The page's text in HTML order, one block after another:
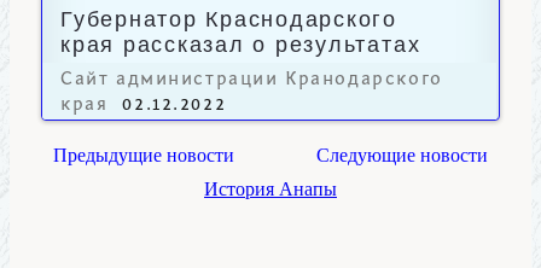
Губернатор Краснодарского
края рассказал о результатах
пятилетнего эксперимента.
Сайт администрации Кранодарского
края
02.12.2022
Предыдущие новости
Следующие новости
История Анапы